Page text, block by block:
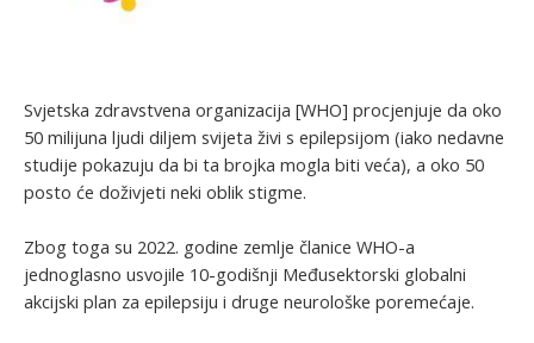
Svjetska zdravstvena organizacija [WHO] procjenjuje da oko
50 milijuna ljudi diljem svijeta živi s epilepsijom (iako nedavne
studije pokazuju da bi ta brojka mogla biti veća), a oko 50
posto će doživjeti neki oblik stigme.
Zbog toga su 2022. godine zemlje članice WHO-a
jednoglasno usvojile 10-godišnji Međusektorski globalni
akcijski plan za epilepsiju i druge neurološke poremećaje.